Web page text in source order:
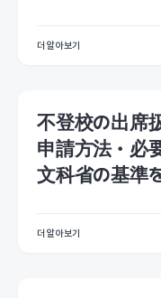
더 알아보기
不登校の出席
申請方法・必
文科省の基準
더 알아보기